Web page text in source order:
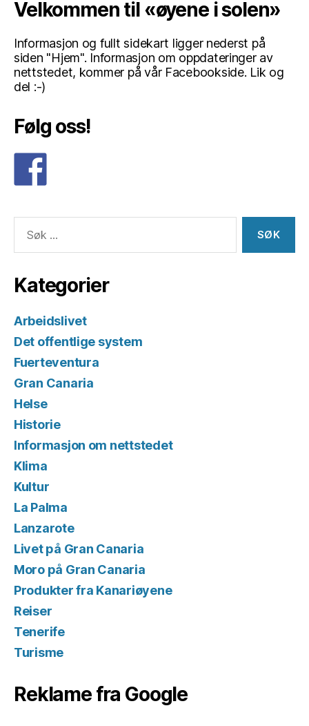
Velkommen til «øyene i solen»
Informasjon og fullt sidekart ligger nederst på
siden "Hjem". Informasjon om oppdateringer av
nettstedet, kommer på vår Facebookside. Lik og
del :-)
Følg oss!
etter:
Kategorier
Arbeidslivet
Det offentlige system
Fuerteventura
Gran Canaria
Helse
Historie
Informasjon om nettstedet
Klima
Kultur
La Palma
Lanzarote
Livet på Gran Canaria
Moro på Gran Canaria
Produkter fra Kanariøyene
Reiser
Tenerife
Turisme
Reklame fra Google